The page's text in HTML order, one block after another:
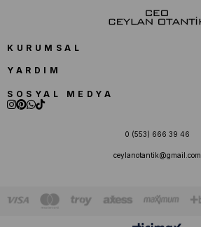
KURUMSAL
YARDIM
SOSYAL MEDYA
0 (553) 666 39 46
ceylanotantik@gmail.com